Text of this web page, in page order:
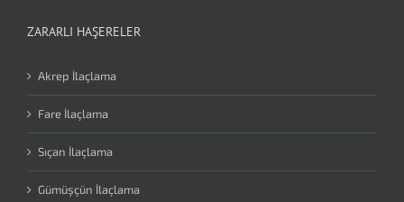
ZARARLI HAŞERELER
Akrep İlaçlama
Fare İlaçlama
Sıçan İlaçlama
Gümüşçün İlaçlama